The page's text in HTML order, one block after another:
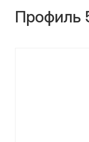
Профиль